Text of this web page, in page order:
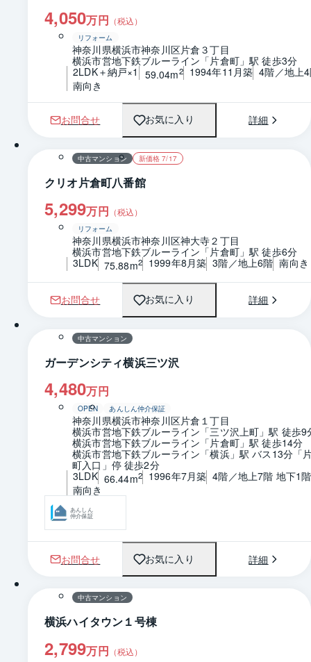
4,050万円 （税込）
リフォーム
神奈川県横浜市神奈川区片倉３丁目
横浜市営地下鉄ブルーライン「片倉町」駅 徒歩3分
2LDK＋納戸×1
59.04m2 1994年11月築 4階／地上
南向き
お問合せ お気に入り 詳細
1 / 0 間取り
中古マンション 新価格 7/17
クリオ片倉町八番館
5,299万円 （税込）
リフォーム
神奈川県横浜市神奈川区神大寺２丁目
横浜市営地下鉄ブルーライン「片倉町」駅 徒歩6分
3LDK 75.88m2 1999年8月築 3階／地上6階 南向き
お問合せ お気に入り 詳細
1 / 0 間取り
中古マンション
ガーデンシティ横浜三ツ沢
4,480万円
OPEN あんしん仲介保証
神奈川県横浜市神奈川区片倉１丁目
横浜市営地下鉄ブルーライン「三ツ沢上町」駅 徒歩9
横浜市営地下鉄ブルーライン「片倉町」駅 徒歩14分
横浜市営地下鉄ブルーライン「横浜」駅 バス13分「
町入口」停 徒歩2分
3LDK 66.44m2 1996年7月築 4階／地上7階 地下1階
南向き
あんしん
仲介保証
お問合せ お気に入り 詳細
1 / 0 間取り
中古マンション
横浜ハイタウン１号棟
2,799万円 （税込）